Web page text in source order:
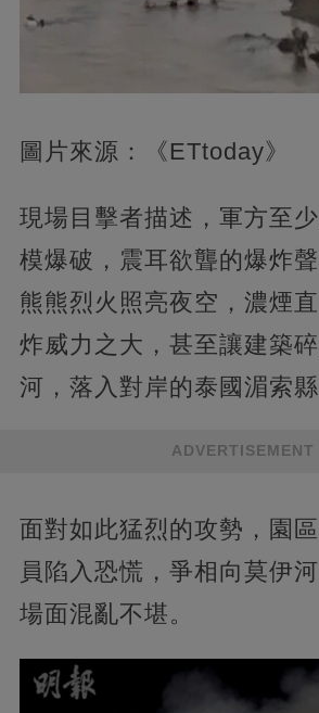
圖片來源：《ETtoday》
現場目擊者描述，軍方至
模爆破，震耳欲聾的爆炸聲
熊熊烈火照亮夜空，濃煙
炸威力之大，甚至讓建築
河，落入對岸的泰國湄索縣
ADVERTISEMENT
面對如此猛烈的攻勢，園
員陷入恐慌，爭相向莫伊
場面混亂不堪。